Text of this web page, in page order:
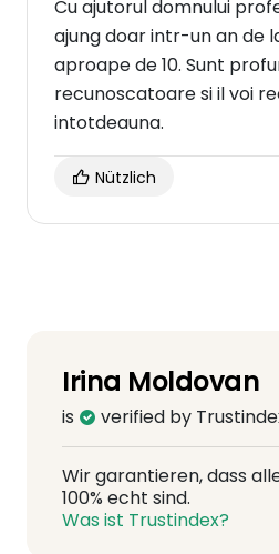
Cu ajutorul domnului
ajung doar intr-un an de
aproape de 10. Sunt
recunoscatoare si il voi
intotdeauna.
Nützlich
Irina Moldovan
is verified by
Wir garantieren, dass
100% echt sind.
Was ist Trustindex?